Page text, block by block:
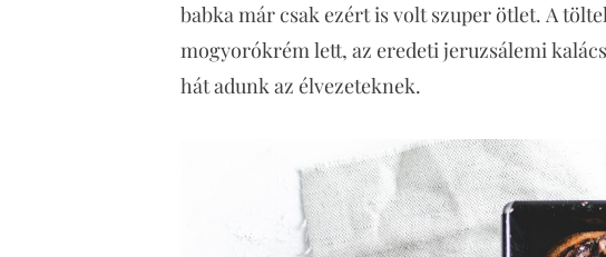
babka már csak ezért is volt szuper ötlet. A
mogyorókrém lett, az eredeti jeruzsálemi
hát adunk az élvezeteknek.